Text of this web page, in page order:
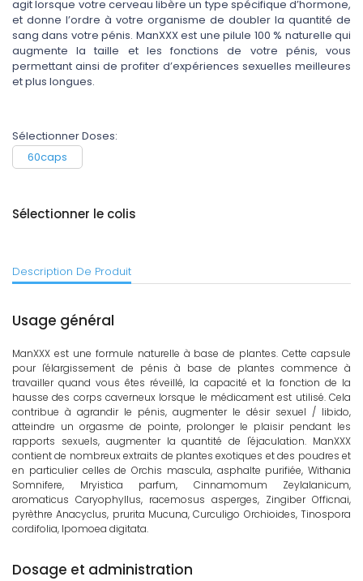
agit lorsque votre cerveau libère un type spécifique d’hormone,
et donne l’ordre à votre organisme de doubler la quantité de
sang dans votre pénis. ManXXX est une pilule 100 % naturelle qui
augmente la taille et les fonctions de votre pénis, vous
permettant ainsi de profiter d’expériences sexuelles meilleures
et plus longues.
Sélectionner Doses:
60caps
Sélectionner le colis
Description De Produit
Usage général
ManXXX est une formule naturelle à base de plantes. Cette capsule
pour l'élargissement de pénis à base de plantes commence à
travailler quand vous êtes réveillé, la capacité et la fonction de la
hausse des corps caverneux lorsque le médicament est utilisé. Cela
contribue à agrandir le pénis, augmenter le désir sexuel / libido,
atteindre un orgasme de pointe, prolonger le plaisir pendant les
rapports sexuels, augmenter la quantité de l'éjaculation. ManXXX
contient de nombreux extraits de plantes exotiques et des poudres et
en particulier celles de Orchis mascula, asphalte purifiée, Withania
Somnifere, Mryistica parfum, Cinnamomum Zeylalanicum,
aromaticus Caryophyllus, racemosus asperges, Zingiber Officnai,
pyrèthre Anacyclus, prurita Mucuna, Curculigo Orchioides, Tinospora
cordifolia, Ipomoea digitata.
Dosage et administration